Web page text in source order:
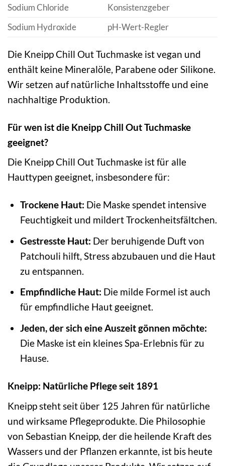
Sodium Chloride
Konsistenzgeber
Sodium Hydroxide
pH-Wert-Regler
Die Kneipp Chill Out Tuchmaske ist vegan und
enthält keine Mineralöle, Parabene oder Silikone.
Wir setzen auf natürliche Inhaltsstoffe und eine
nachhaltige Produktion.
Für wen ist die Kneipp Chill Out Tuchmaske
geeignet?
Die Kneipp Chill Out Tuchmaske ist für alle
Hauttypen geeignet, insbesondere für:
Trockene Haut: Die Maske spendet intensive
Feuchtigkeit und mildert Trockenheitsfältchen.
Gestresste Haut: Der beruhigende Duft von
Patchouli hilft, Stress abzubauen und die Haut
zu entspannen.
Empfindliche Haut: Die milde Formel ist auch
für empfindliche Haut geeignet.
Jeden, der sich eine Auszeit gönnen möchte:
Die Maske ist ein kleines Spa-Erlebnis für zu
Hause.
Kneipp: Natürliche Pflege seit 1891
Kneipp steht seit über 125 Jahren für natürliche
und wirksame Pflegeprodukte. Die Philosophie
von Sebastian Kneipp, der die heilende Kraft des
Wassers und der Pflanzen erkannte, ist bis heute